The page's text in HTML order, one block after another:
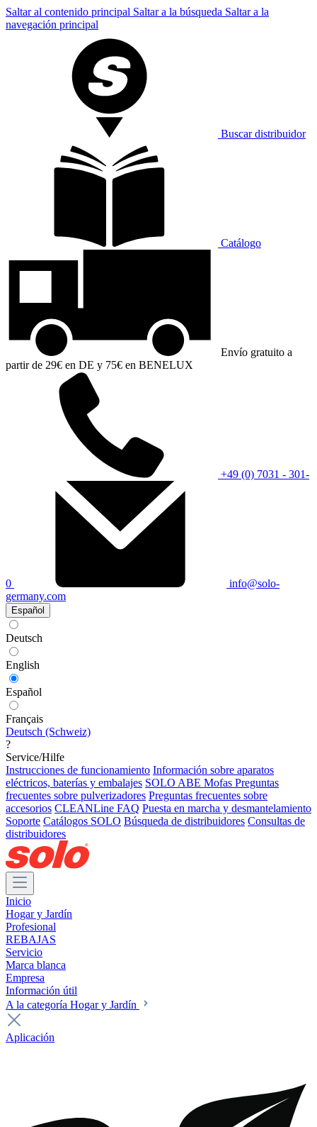
Saltar al contenido principal Saltar a la búsqueda Saltar a la
navegación principal
Buscar distribuidor
Catálogo
Envío gratuito a
partir de 29€ en DE y 75€ en BENELUX
+49 (0) 7031 - 301-
0
info@solo-
germany.com
Español
Deutsch
English
Español
Français
Deutsch (Schweiz)
?
Service/Hilfe
Instrucciones de funcionamiento Información sobre aparatos
eléctricos, baterías y embalajes SOLO ABE Mofas Preguntas
frecuentes sobre pulverizadores Preguntas frecuentes sobre
accesorios CLEANLine FAQ Puesta en marcha y desmantelamiento
Soporte Catálogos SOLO Búsqueda de distribuidores Consultas de
distribuidores
Inicio
Hogar y Jardín
Profesional
REBAJAS
Servicio
Marca blanca
Empresa
Información útil
A la categoría Hogar y Jardín
Aplicación